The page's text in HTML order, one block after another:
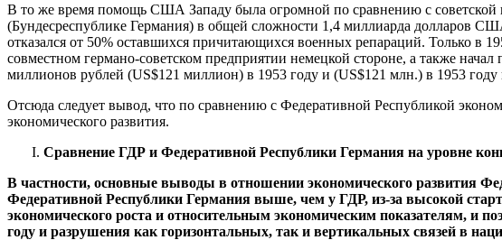
В то же время помощь США Западу была огромной по сравнению с
(Бундесреспублике Германия) в общей сложности 1,4 миллиарда долларов
отказался от 50% оставшихся причитающихся военных репараций. Только в
совместном германо-советском предприятии немецкой стороне, а также
миллионов рублей (US$121 миллион) в 1953 году и (US$121 млн.) в 1953
Отсюда следует вывод, что по сравнению с Федеративной Республикой
экономического развития.
Сравнение ГДР и Федеративной Республики Германия на уровне
В частности, основные выводы в отношении экономического развития
Федеративной Республики Германия выше, чем у ГДР, из-за высокой
экономического роста и относительным экономическим показателям, и
году и разрушения как горизонтальных, так и вертикальных связей в